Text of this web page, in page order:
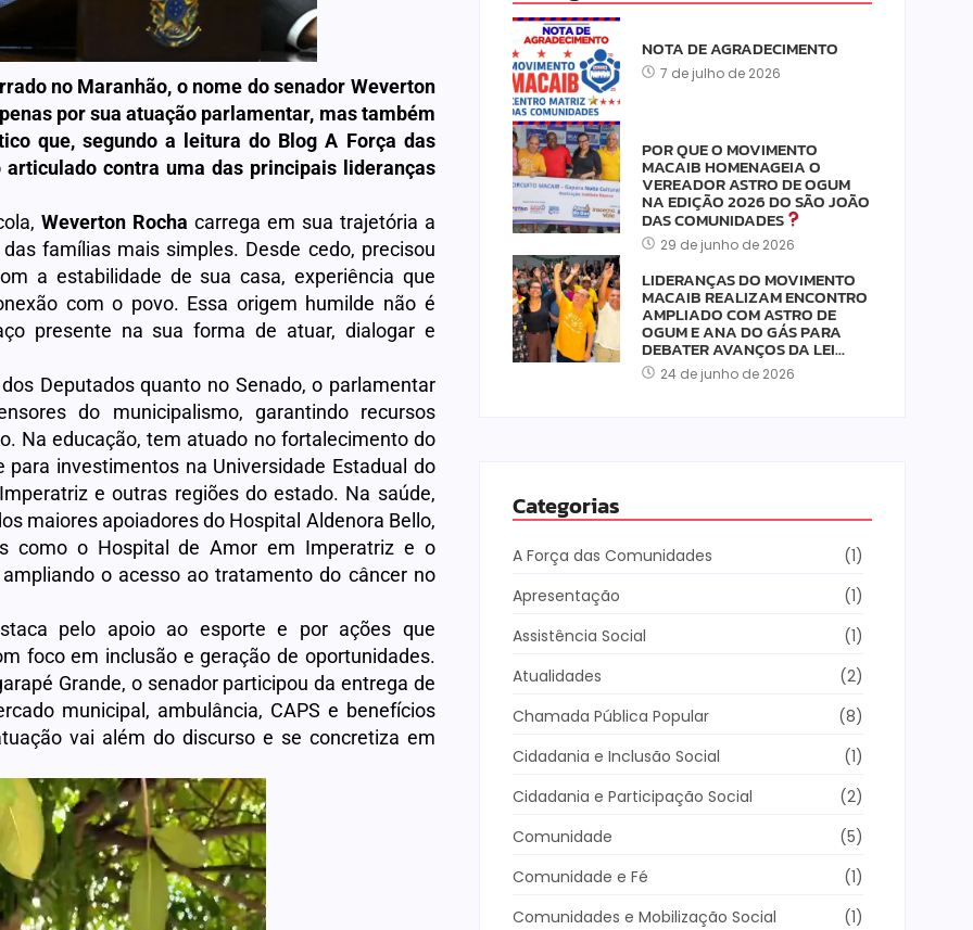
no Maranhão, o nome do senador Weverton
por sua atuação parlamentar, mas também
que, segundo a leitura do Blog A Força das
contra uma das principais lideranças
Weverton Rocha carrega em sua trajetória a
famílias mais simples. Desde cedo, precisou
a estabilidade de sua casa, experiência que
com o povo. Essa origem humilde não é
presente na sua forma de atuar, dialogar e
Deputados quanto no Senado, o parlamentar
do municipalismo, garantindo recursos
Na educação, tem atuado no fortalecimento do
investimentos na Universidade Estadual do
e outras regiões do estado. Na saúde,
maiores apoiadores do Hospital Aldenora Bello,
como o Hospital de Amor em Imperatriz e o
o acesso ao tratamento do câncer no
pelo apoio ao esporte e por ações que
foco em inclusão e geração de oportunidades.
Grande, o senador participou da entrega de
municipal, ambulância, CAPS e benefícios
vai além do discurso e se concretiza em
NOTA DE AGRADECIMENTO
7 de julho de 2026
POR QUE O MOVIMENTO
MACAIB HOMENAGEIA O
VEREADOR ASTRO DE OGUM
NA EDIÇÃO 2026 DO SÃO JOÃO
DAS COMUNIDADES
29 de junho de 2026
LIDERANÇAS DO MOVIMENTO
MACAIB REALIZAM ENCONTRO
AMPLIADO COM ASTRO DE
OGUM E ANA DO GÁS PARA
DEBATER AVANÇOS DA LEI…
24 de junho de 2026
Categorias
A Força das Comunidades
(1)
Apresentação
(1)
Assistência Social
(1)
Atualidades
(2)
Chamada Pública Popular
(8)
Cidadania e Inclusão Social
(1)
Cidadania e Participação Social
(2)
Comunidade
(5)
Comunidade e Fé
(1)
Comunidades e Mobilização Social
(1)